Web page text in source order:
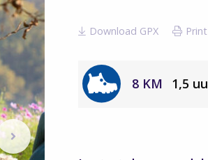
Volgende
berichten
Download GPX Print
8 KM 1,5